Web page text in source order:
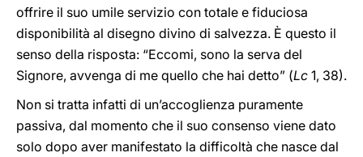
offrire il suo umile servizio con totale e fiduciosa
disponibilità al disegno divino di salvezza. È questo il
senso della risposta: “Eccomi, sono la serva del
Signore, avvenga di me quello che hai detto” (Lc 1, 38).
Non si tratta infatti di un’accoglienza puramente
passiva, dal momento che il suo consenso viene dato
solo dopo aver manifestato la difficoltà che nasce dal